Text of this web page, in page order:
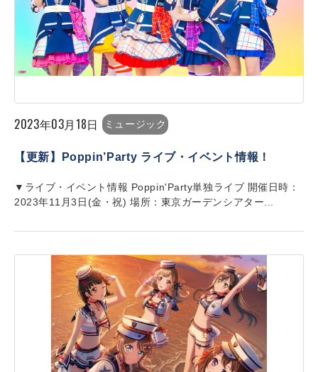
2023年03月18日 ミュージック
【更新】Poppin’Party ライブ・イベント情報！
▼ライブ・イベント情報 Poppin'Party単独ライブ 開催日時：
2023年11月3日(金・祝) 場所：東京ガーデンシアター...